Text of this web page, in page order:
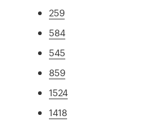
259
584
545
859
1524
1418